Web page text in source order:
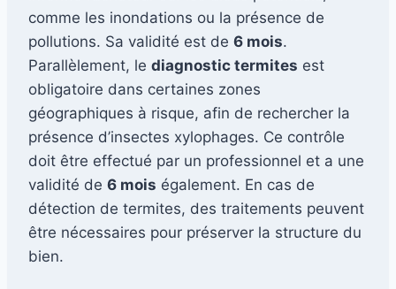
comme les inondations ou la présence de
pollutions. Sa validité est de 6 mois.
Parallèlement, le diagnostic termites est
obligatoire dans certaines zones
géographiques à risque, afin de rechercher la
présence d’insectes xylophages. Ce contrôle
doit être effectué par un professionnel et a une
validité de 6 mois également. En cas de
détection de termites, des traitements peuvent
être nécessaires pour préserver la structure du
bien.